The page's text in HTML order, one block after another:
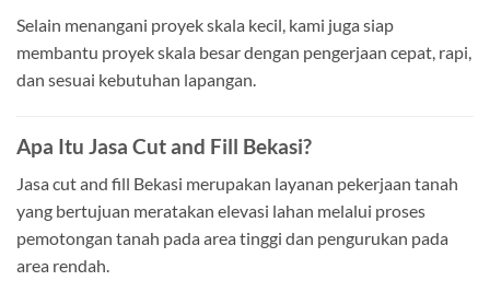
Selain menangani proyek skala kecil, kami juga siap
membantu proyek skala besar dengan pengerjaan cepat, rapi,
dan sesuai kebutuhan lapangan.
Apa Itu Jasa Cut and Fill Bekasi?
Jasa cut and fill Bekasi merupakan layanan pekerjaan tanah
yang bertujuan meratakan elevasi lahan melalui proses
pemotongan tanah pada area tinggi dan pengurukan pada
area rendah.